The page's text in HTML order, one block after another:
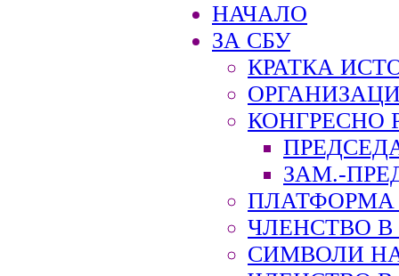
НАЧАЛО
ЗА СБУ
КРАТКА
КОНГРЕСНО
ЗАМ.-
ПЛАТФОРМА
ЧЛЕНСТВО В
СИМВОЛИ